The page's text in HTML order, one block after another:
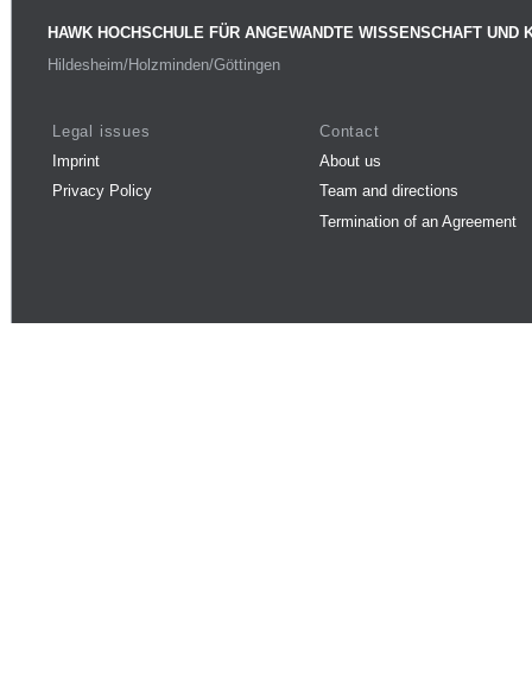
HAWK HOCHSCHULE FÜR ANGEWANDTE WISSENSCHAFT UND
Hildesheim/Holzminden/Göttingen
Legal issues
Imprint
Privacy Policy
Contact
About us
Team and directions
Termination of an Agreement